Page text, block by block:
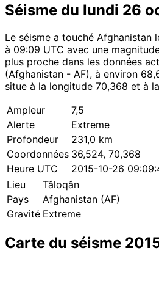
Séisme du lundi 26
Le séisme a touché Afghanistan
à 09:09 UTC avec une
plus proche dans les données
(Afghanistan - AF), à environ
situe à la longitude 70,368 et à
Ampleur
7,5
Alerte
Extreme
Profondeur
231,0 km
Coordonnées 36,524, 70,368
Heure UTC
2015-10-26
Lieu
Tâloqân
Pays
Afghanistan (AF)
Gravité Extreme
Carte du séisme